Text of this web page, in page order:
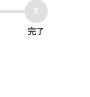
3
完了